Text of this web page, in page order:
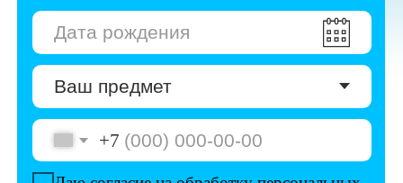
Даю согласие наобработку персональных
Даю согласие наполучение рекламы
Перейти к анкете